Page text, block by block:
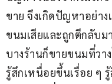
ขาย จึงเกิดปัญหาอย่า
ขนมเสียและถูกตีกลับม
บางร้านก็ขายขนมที่วา
รู้สึกเหนื่อยขึ้นเรื่อย ๆ